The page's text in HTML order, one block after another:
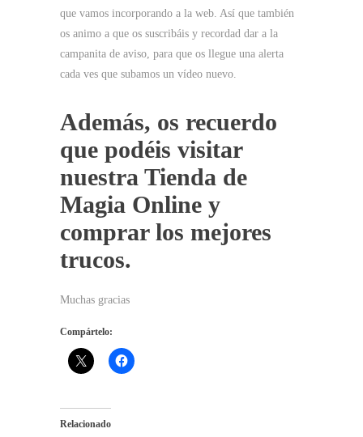
que vamos incorporando a la web. Así que también
os animo a que os suscribáis y recordad dar a la
campanita de aviso, para que os llegue una alerta
cada ves que subamos un vídeo nuevo.
Además, os recuerdo
que podéis visitar
nuestra Tienda de
Magia Online y
comprar los mejores
trucos.
Muchas gracias
Compártelo:
Relacionado